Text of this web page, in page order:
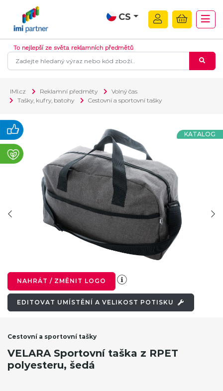
CS
To nejlepší ze světa reklamních předmětů
IMI.cz Reklamní předměty
Volný čas
Tašky, kufry, batohy
Cestovní a sportovní tašky
KATALOG
NAHRÁT / ZMĚNIT LOGO
EDITOVAT UMÍSTĚNÍ A VELIKOST POTISKU
Cestovní a sportovní tašky
VELARA Sportovní taška z RPET
polyesteru, šedá